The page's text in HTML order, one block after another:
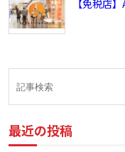
【免税店
最近の投稿